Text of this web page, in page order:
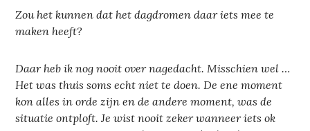
Zou het kunnen dat het dagdromen daar iets mee te
maken heeft?
Daar heb ik nog nooit over nagedacht. Misschien wel …
Het was thuis soms echt niet te doen. De ene moment
kon alles in orde zijn en de andere moment, was de
situatie ontploft. Je wist nooit zeker wanneer iets ok